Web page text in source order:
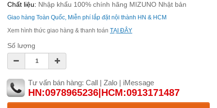
Chất liệu: Nhập khẩu 100% chính hãng MIZUNO Nhật bản
Giao hàng Toàn Quốc, Miễn phí lắp đặt nội thành HN & HCM
Xem hình thức giao hàng & thanh toán TẠI ĐÂY
Số lượng
Tư vấn bán hàng: Call | Zalo | iMessage
HN:0978965236|HCM:0913171487